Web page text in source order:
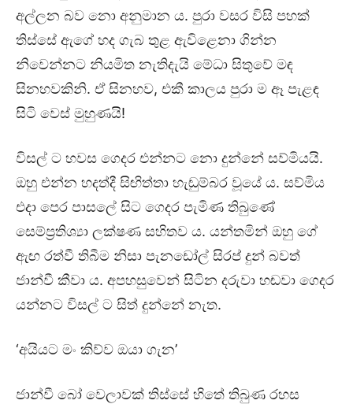
අල්ලන බව නො අනුමාන ය. පුරා වසර විසි පහක්
තිස්සේ ඇගේ හද ගැබ තුළ ඇවිළෙනා ගින්න
නිවෙන්නට නියමිත නැතිදැයි මේධා සිතුවේ මඳ
සිනහවකිනි. ඒ සිනහව, එකී කාලය පුරා ම ඈ පැළඳ
සිටි වෙස් මුහුණයි!
විසල් ට හවස ගෙදර එන්නට නො දුන්නේ සව්මියයි.
ඔහු එන්න හදත්දී සිඟිත්තා හැඬුම්බර වූයේ ය. සව්මිය
එදා පෙර පාසලේ සිට ගෙදර පැමිණ තිබුණේ
සෙම්ප්‍රතිශ්‍යා ලක්ෂණ සහිතව ය. යන්තමින් ඔහු ගේ
ඇඟ රත්වී තිබීම නිසා පැනඩෝල් සිරප් දුන් බවත්
ජාන්වී කීවා ය. අපහසුවෙන් සිටින දරුවා හඬවා ගෙදර
යන්නට විසල් ට සිත් දුන්නේ නැත.
‘අයියට මං කිව්ව ඔයා ගැන’
ජාන්වී බෝ වෙලාවක් තිස්සේ හිතේ තිබුණ රහස